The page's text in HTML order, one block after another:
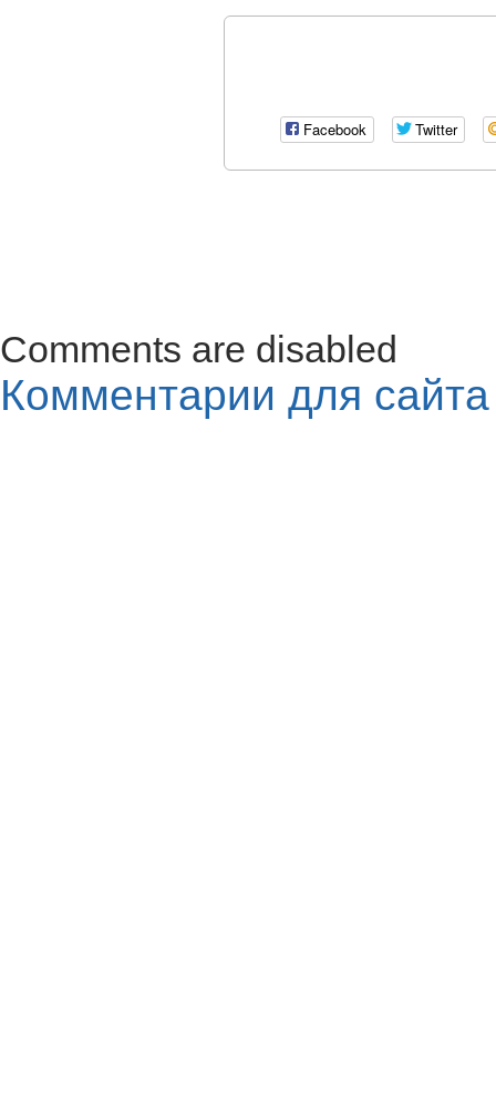
Facebook Twitter
Comments are disabled
Комментарии для